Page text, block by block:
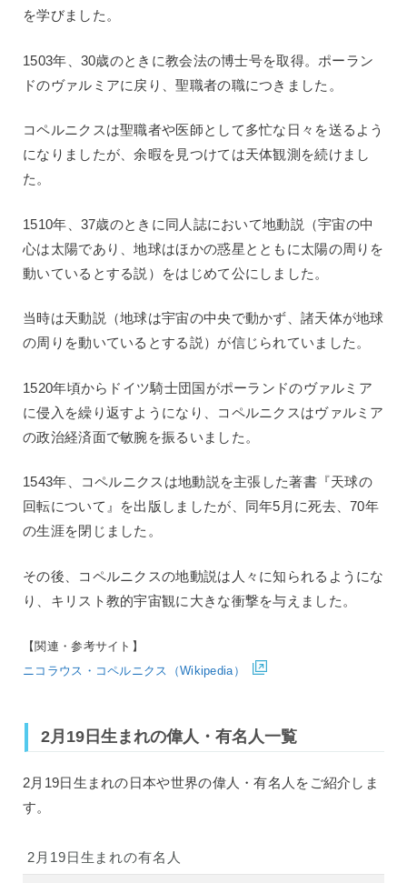
を学びました。
1503年、30歳のときに教会法の博士号を取得。ポーラン
ドのヴァルミアに戻り、聖職者の職につきました。
コペルニクスは聖職者や医師として多忙な日々を送るよう
になりましたが、余暇を見つけては天体観測を続けまし
た。
1510年、37歳のときに同人誌において地動説（宇宙の中
心は太陽であり、地球はほかの惑星とともに太陽の周りを
動いているとする説）をはじめて公にしました。
当時は天動説（地球は宇宙の中央で動かず、諸天体が地球
の周りを動いているとする説）が信じられていました。
1520年頃からドイツ騎士団国がポーランドのヴァルミア
に侵入を繰り返すようになり、コペルニクスはヴァルミア
の政治経済面で敏腕を振るいました。
1543年、コペルニクスは地動説を主張した著書『天球の
回転について』を出版しましたが、同年5月に死去、70年
の生涯を閉じました。
その後、コペルニクスの地動説は人々に知られるようにな
り、キリスト教的宇宙観に大きな衝撃を与えました。
【関連・参考サイト】
ニコラウス・コペルニクス（Wikipedia）
2月19日生まれの偉人・有名人一覧
2月19日生まれの日本や世界の偉人・有名人をご紹介しま
す。
2月19日生まれの有名人